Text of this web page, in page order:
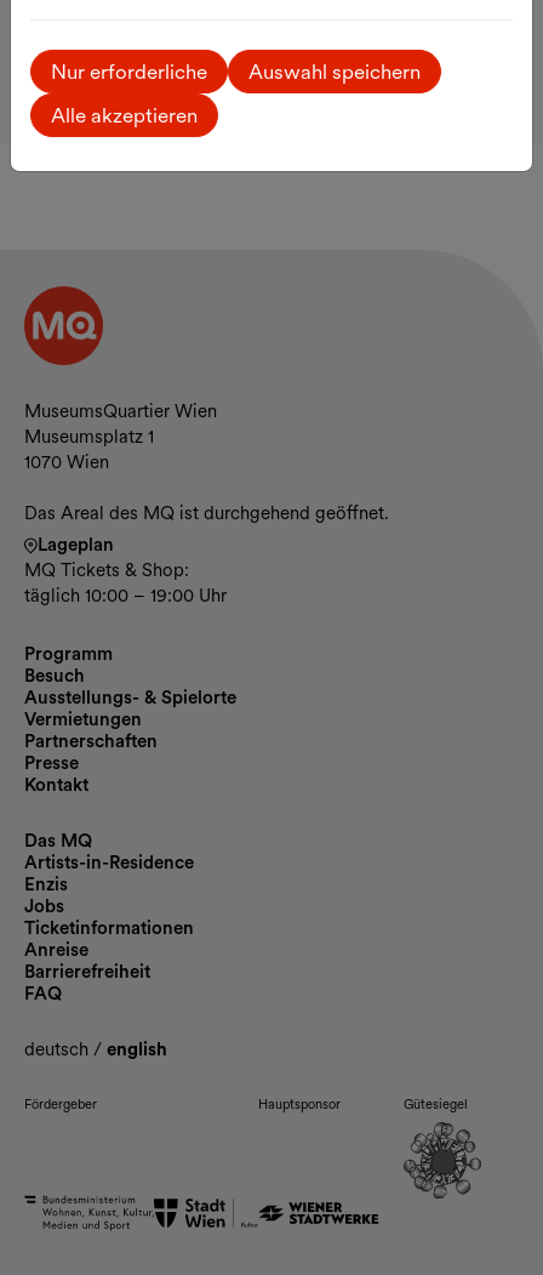
Ihr Besuch
Anreise
Nur erforderliche
Auswahl speichern
Alle akzeptieren
Kontakt und Öffnungszeiten
MuseumsQuartier Wien
Museumsplatz 1
1070 Wien
Das Areal des MQ ist durchgehend geöffnet.
Lageplan
MQ Tickets & Shop:
täglich 10:00 – 19:00 Uhr
Programm
Besuch
Ausstellungs- & Spielorte
Vermietungen
Partnerschaften
Presse
Kontakt
Das MQ
Artists-in-Residence
Enzis
Jobs
Ticketinformationen
Anreise
Barrierefreiheit
FAQ
deutsch / english
Fördergeber Hauptsponsor Gütesiegel